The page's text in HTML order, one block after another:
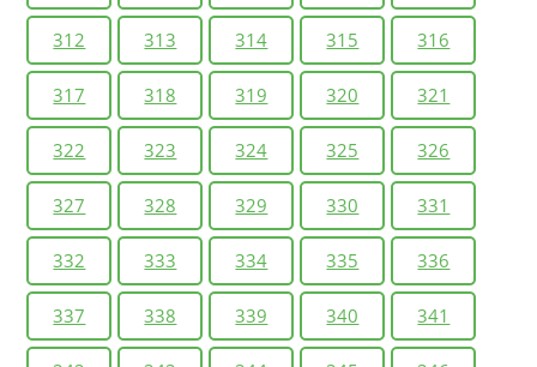
312 313 314 315 316
317 318 319 320 321
322 323 324 325 326
327 328 329 330 331
332 333 334 335 336
337 338 339 340 341